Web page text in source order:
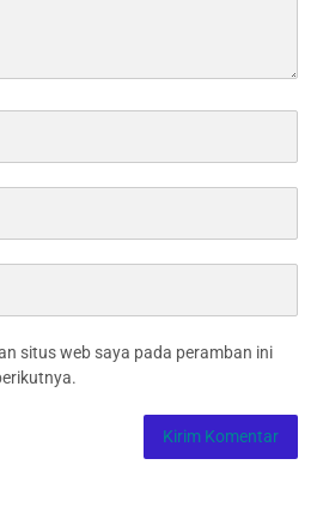
situs web saya pada peramban ini